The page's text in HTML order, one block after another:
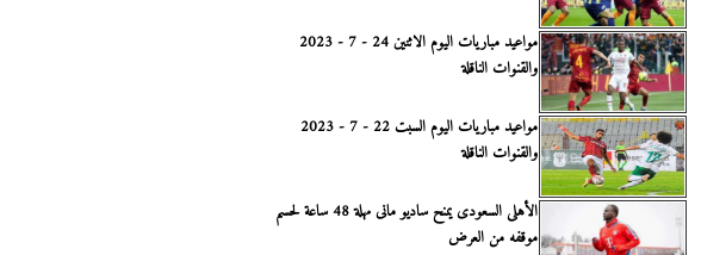
مواعيد مباريات اليوم الاثنين 24 - 7 - 2023
والقنوات الناقلة
مواعيد مباريات اليوم السبت 22 - 7 - 2023
والقنوات الناقلة
الأهلى السعودى يمنح ساديو مانى مهلة 48 ساعة لحسم
موقفه من العرض